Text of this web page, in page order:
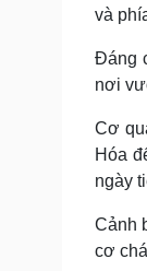
và
Đáng
nơi
Cơ
Hóa
ngày
Cảnh
cơ